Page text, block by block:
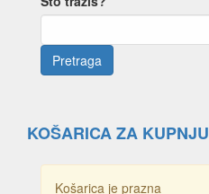
KOŠARICA ZA KUPNJU
Košarica je prazna